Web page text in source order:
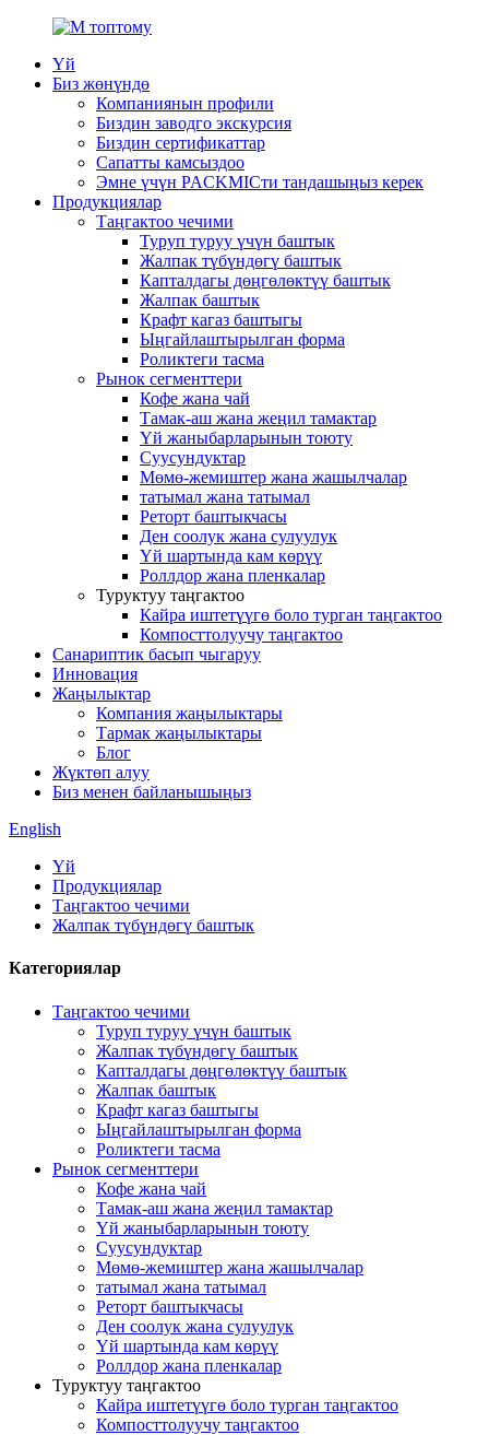
Үй
Биз жөнүндө
Компаниянын профили
Биздин заводго экскурсия
Биздин сертификаттар
Сапатты камсыздоо
Эмне үчүн PACKMICти тандашыңыз керек
Продукциялар
Таңгактоо чечими
Туруп туруу үчүн баштык
Жалпак түбүндөгү баштык
Капталдагы дөңгөлөктүү баштык
Жалпак баштык
Крафт кагаз баштыгы
Ыңгайлаштырылган форма
Роликтеги тасма
Рынок сегменттери
Кофе жана чай
Тамак-аш жана жеңил тамактар
Үй жаныбарларынын тоюту
Суусундуктар
Мөмө-жемиштер жана жашылчалар
татымал жана татымал
Реторт баштыкчасы
Ден соолук жана сулуулук
Үй шартында кам көрүү
Роллдор жана пленкалар
Туруктуу таңгактоо
Кайра иштетүүгө боло турган таңгактоо
Компосттолуучу таңгактоо
Санариптик басып чыгаруу
Инновация
Жаңылыктар
Компания жаңылыктары
Тармак жаңылыктары
Блог
Жүктөп алуу
Биз менен байланышыңыз
English
Үй
Продукциялар
Таңгактоо чечими
Жалпак түбүндөгү баштык
Категориялар
Таңгактоо чечими
Туруп туруу үчүн баштык
Жалпак түбүндөгү баштык
Капталдагы дөңгөлөктүү баштык
Жалпак баштык
Крафт кагаз баштыгы
Ыңгайлаштырылган форма
Роликтеги тасма
Рынок сегменттери
Кофе жана чай
Тамак-аш жана жеңил тамактар
Үй жаныбарларынын тоюту
Суусундуктар
Мөмө-жемиштер жана жашылчалар
татымал жана татымал
Реторт баштыкчасы
Ден соолук жана сулуулук
Үй шартында кам көрүү
Роллдор жана пленкалар
Туруктуу таңгактоо
Кайра иштетүүгө боло турган таңгактоо
Компосттолуучу таңгактоо